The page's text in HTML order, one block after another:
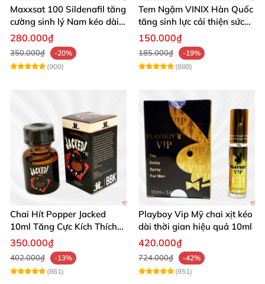
Maxxsat 100 Sildenafil tăng
cường sinh lý Nam kéo dài
hiệu quả
280.000₫
350.000₫
-20%
(900)
Tem Ngậm VINIX Hàn Quốc
tăng sinh lực cải thiện sức
khỏe phái mạnh
150.000₫
185.000₫
-19%
(888)
Chai Hít Popper Jacked
10ml Tăng Cực Kích Thích
Mạnh Mẽ
350.000₫
402.000₫
-13%
(861)
Playboy Vip Mỹ chai xịt kéo
dài thời gian hiệu quả 10ml
420.000₫
724.000₫
-42%
(851)